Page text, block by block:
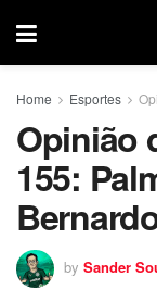
Home Esportes
Opinião
155:
by Sander